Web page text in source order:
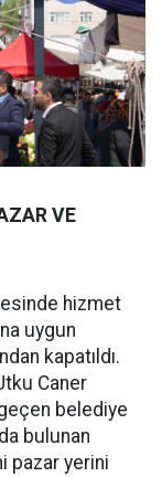
VE
hizmet
uygun
kapatıldı.
Caner
geçen belediye
bulunan
pazar yerini